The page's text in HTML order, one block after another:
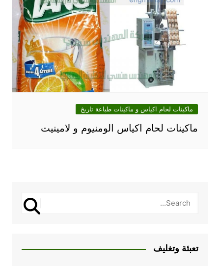
ماكينات لحام اكياس و ماكينات طباعة تاريخ
ماكينات لحام اكياس الومنيوم و لامينيت
تعبئة وتغليف